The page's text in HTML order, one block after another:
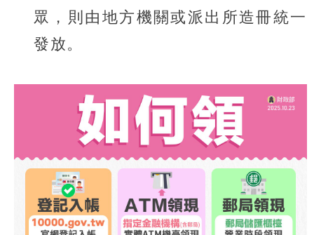
眾，則由地方機關或派出所造冊統一
發放。